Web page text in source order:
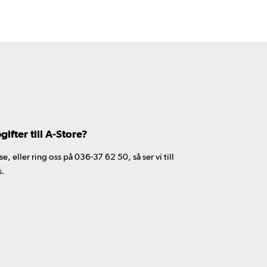
till A-Store?
eller ring oss på 036-37 62 50, så ser vi till